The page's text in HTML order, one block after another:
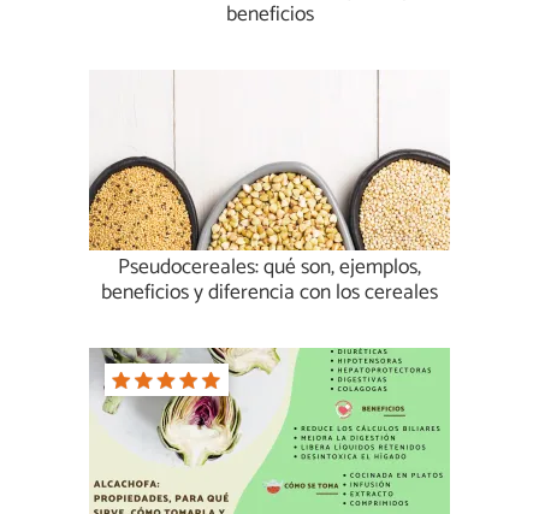
beneficios
Pseudocereales: qué son, ejemplos,
beneficios y diferencia con los cereales